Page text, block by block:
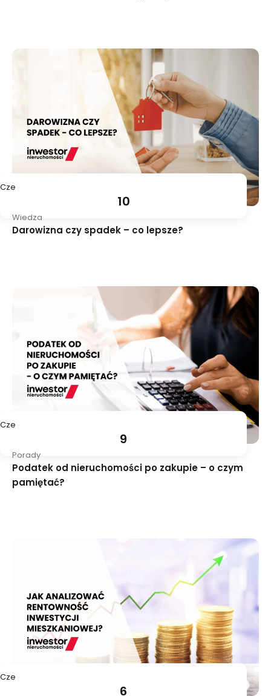
Cze
10
Wiedza
Darowizna czy spadek – co lepsze?
Cze
9
Porady
Podatek od nieruchomości po zakupie – o czym
pamiętać?
Cze
6